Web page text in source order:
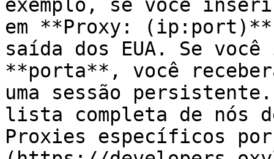
exemplo, se você
em **Proxy:
saída dos EUA. Se
**porta**, você
uma sessão
lista completa de nós
Proxies específicos